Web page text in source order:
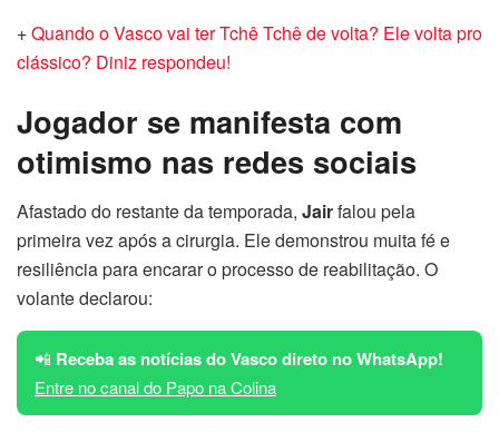
+Quando o Vasco vai ter Tchê Tchê de volta? Ele volta pro
clássico? Diniz respondeu!
Jogador se manifesta com
otimismo nas redes sociais
Afastado do restante da temporada, Jairfalou pela
primeira vez após a cirurgia. Ele demonstrou muita fé e
resiliência para encarar o processo de reabilitação. O
volante declarou:
📲 Receba as notícias do Vasco direto no WhatsApp!
Entre no canal do Papo na Colina